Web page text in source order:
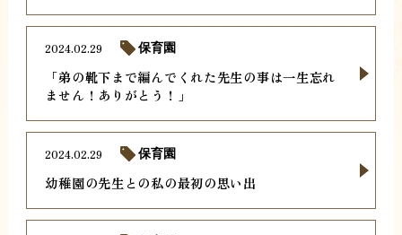
「弟の靴下まで編んでくれた先生の事は一生忘れ
ません！ありがとう！」
2024.02.29 保育園
幼稚園の先生との私の最初の思い出
2024.02.29 保育園